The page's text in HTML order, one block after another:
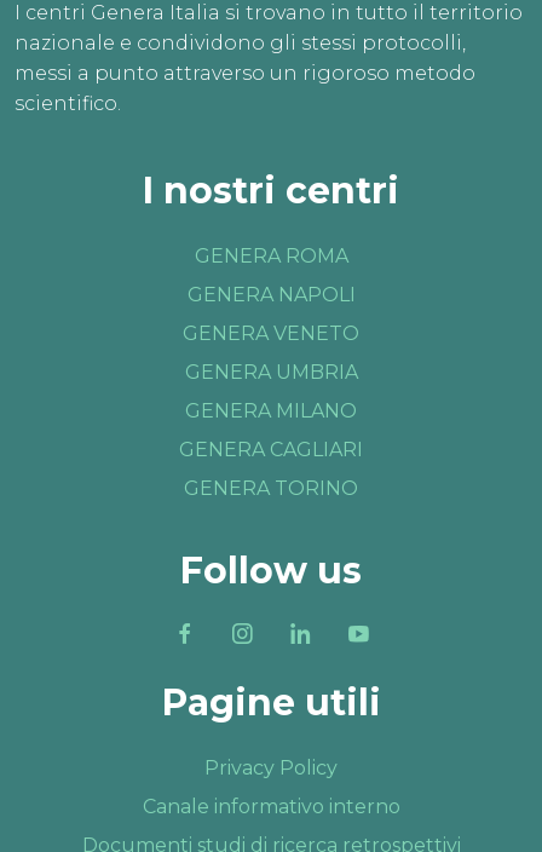
I centri Genera Italia si trovano in tutto il territorio
nazionale e condividono gli stessi protocolli,
messi a punto attraverso un rigoroso metodo
scientifico.
I nostri centri
GENERA ROMA
GENERA NAPOLI
GENERA VENETO
GENERA UMBRIA
GENERA MILANO
GENERA CAGLIARI
GENERA TORINO
Follow us
Pagine utili
Privacy Policy
Canale informativo interno
Documenti studi di ricerca retrospettivi